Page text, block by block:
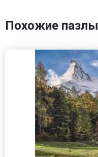
Похожие пазлы